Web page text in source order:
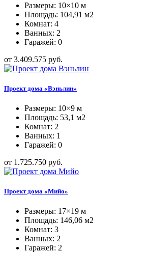
Размеры: 10×10 м
Площадь: 104,91 м2
Комнат: 4
Ванных: 2
Гаражей: 0
от 3.409.575 руб.
Проект дома «Вэньлин»
Размеры: 10×9 м
Площадь: 53,1 м2
Комнат: 2
Ванных: 1
Гаражей: 0
от 1.725.750 руб.
Проект дома «Мийо»
Размеры: 17×19 м
Площадь: 146,06 м2
Комнат: 3
Ванных: 2
Гаражей: 2